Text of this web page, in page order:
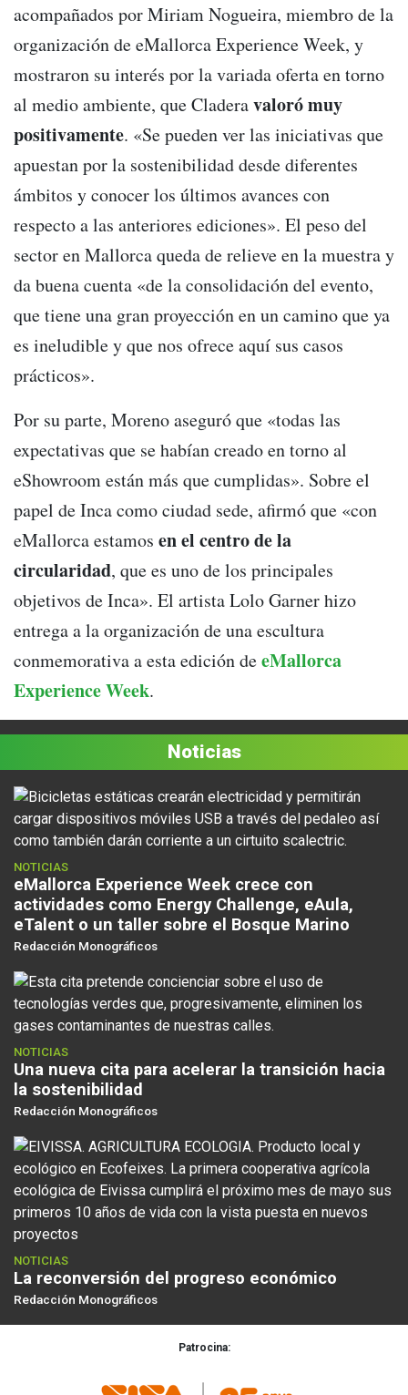
acompañados por Miriam Nogueira, miembro de la
organización de eMallorca Experience Week, y
mostraron su interés por la variada oferta en torno
al medio ambiente, que Claderavaloró muy
positivamente. «Se pueden ver las iniciativas que
apuestan por la sostenibilidad desde diferentes
ámbitos y conocer los últimos avances con
respecto a las anteriores ediciones». El peso del
sector en Mallorca queda de relieve en la muestra y
da buena cuenta «de la consolidación del evento,
que tiene una gran proyección en un camino que ya
es ineludible y que nos ofrece aquí sus casos
prácticos».
Por su parte, Moreno aseguró que «todas las
expectativas que se habían creado en torno al
eShowroom están más que cumplidas». Sobre el
papel de Inca como ciudad sede, afirmó que «con
eMallorca estamos en el centro de la
circularidad, que es uno de los principales
objetivos de Inca». El artista Lolo Garner hizo
entrega a la organización de una escultura
conmemorativa a esta edición deeMallorca
Experience Week.
Noticias
NOTICIAS
eMallorca Experience Week crece con
actividades como Energy Challenge, eAula,
eTalent o un taller sobre el Bosque Marino
Redacción Monográficos
NOTICIAS
Una nueva cita para acelerar la transición hacia
la sostenibilidad
Redacción Monográficos
NOTICIAS
La reconversión del progreso económico
Redacción Monográficos
Patrocina: